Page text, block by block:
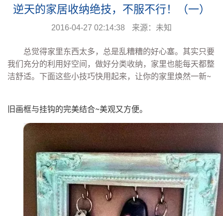
逆天的家居收纳绝技，不服不行！（一）
2016-04-27 02:14:38 来源：未知
总觉得家里东西太多，总是乱糟糟的好心塞。其实只要
我们充分的利用好空间，做好分类收纳，家里也能每天都整
洁舒适。下面这些小技巧快用起来，让你的家里焕然一新~
旧画框与挂钩的完美结合~美观又方便。